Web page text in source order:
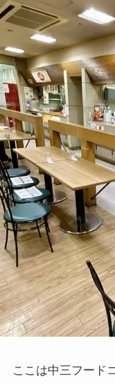
ここは中三フード